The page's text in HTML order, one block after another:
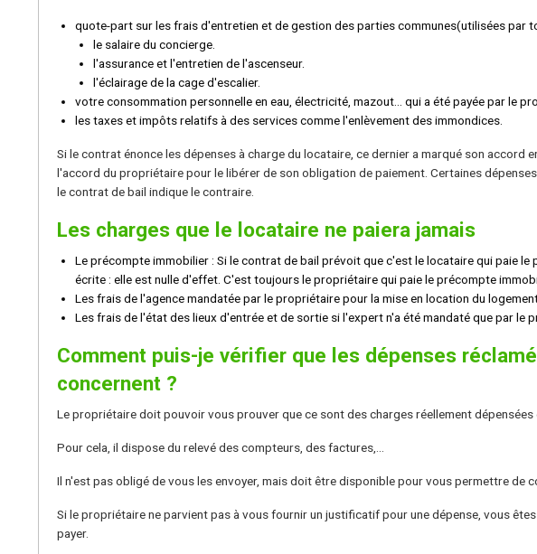
quote-part sur les frais d'entretien et de gestion des parties communes(utilisées par
le salaire du concierge.
l'assurance et l'entretien de l'ascenseur.
l'éclairage de la cage d'escalier.
votre consommation personnelle en eau, électricité, mazout... qui a été payée par le
les taxes et impôts relatifs à des services comme l'enlèvement des immondices.
Si le contrat énonce les dépenses à charge du locataire, ce dernier a marqué son accord
l'accord du propriétaire pour le libérer de son obligation de paiement. Certaines
le contrat de bail indique le contraire.
Les charges que le locataire ne paiera jamais
Le précompte immobilier : Si le contrat de bail prévoit que c'est le locataire qui paie
écrite : elle est nulle d'effet. C'est toujours le propriétaire qui paie le précompte
Les frais de l'agence mandatée par le propriétaire pour la mise en location du
Les frais de l'état des lieux d'entrée et de sortie si l'expert n'a été mandaté que par le
Comment puis-je vérifier que les dépenses
concernent ?
Le propriétaire doit pouvoir vous prouver que ce sont des charges réellement dépensées
Pour cela, il dispose du relevé des compteurs, des factures,...
Il n'est pas obligé de vous les envoyer, mais doit être disponible pour vous permettre de
Si le propriétaire ne parvient pas à vous fournir un justificatif pour une dépense, vous
payer.